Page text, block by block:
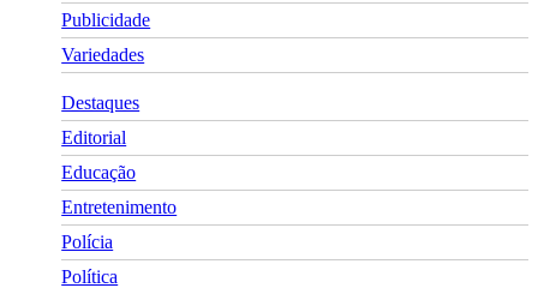
Publicidade
Variedades
Destaques
Editorial
Educação
Entretenimento
Polícia
Política